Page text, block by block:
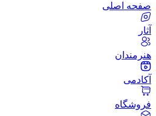
صفحه اصلی
آثار
هنرمندان
آکادمی
فروشگاه